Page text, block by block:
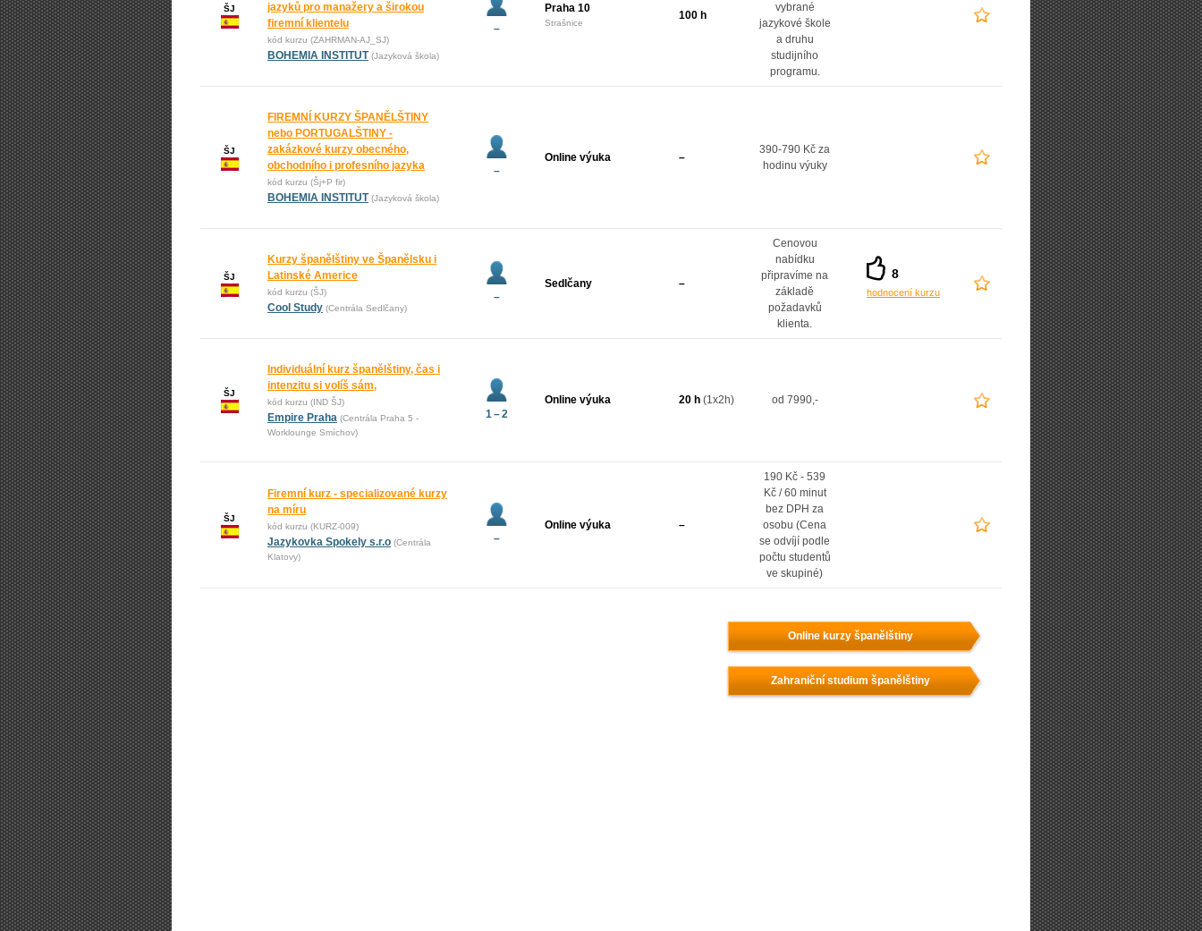
ŠJ
jazyků pro manažery a širokou
firemní klientelu
kód kurzu (ZAHRMAN-AJ_SJ)
BOHEMIA INSTITUT (Jazyková škola)
–
Praha 10
Strašnice
100 h
vybrané
jazykové škole
a druhu
studijního
programu.
ŠJ
FIREMNÍ KURZY ŠPANĚLŠTINY
nebo PORTUGALŠTINY -
zakázkové kurzy obecného,
obchodního i profesního jazyka
kód kurzu (Šj+P fir)
BOHEMIA INSTITUT (Jazyková škola)
–
Online výuka –
390-790 Kč za
hodinu výuky
ŠJ
Kurzy španělštiny ve Španělsku i
Latinské Americe
kód kurzu (ŠJ)
Cool Study (Centrála Sedlčany)
–
Sedlčany –
Cenovou
nabídku
připravíme na
základě
požadavků
klienta.
8
hodnocení kurzu
ŠJ
Individuální kurz španělštiny, čas i
intenzitu si volíš sám,
kód kurzu (IND ŠJ)
Empire Praha (Centrála Praha 5 -
Worklounge Smíchov)
1 – 2
Online výuka 20 h (1x2h) od 7990,-
ŠJ
Firemní kurz - specializované kurzy
na míru
kód kurzu (KURZ-009)
Jazykovka Spokely s.r.o (Centrála
Klatovy)
–
Online výuka –
190 Kč - 539
Kč / 60 minut
bez DPH za
osobu (Cena
se odvíjí podle
počtu studentů
ve skupiné)
Online kurzy španělštiny
Zahraniční studium španělštiny